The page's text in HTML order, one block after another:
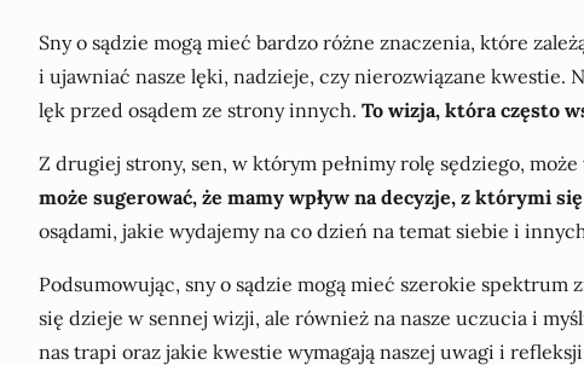
Sny o sądzie mogą mieć bardzo różne znaczenia, które
i ujawniać nasze lęki, nadzieje, czy nierozwiązane kwestie.
lęk przed osądem ze strony innych. To wizja, która często
Z drugiej strony, sen, w którym pełnimy rolę sędziego,
może sugerować, że mamy wpływ na decyzje, z którymi
osądami, jakie wydajemy na co dzień na temat siebie i
Podsumowując, sny o sądzie mogą mieć szerokie
się dzieje w sennej wizji, ale również na nasze uczucia i
nas trapi oraz jakie kwestie wymagają naszej uwagi i